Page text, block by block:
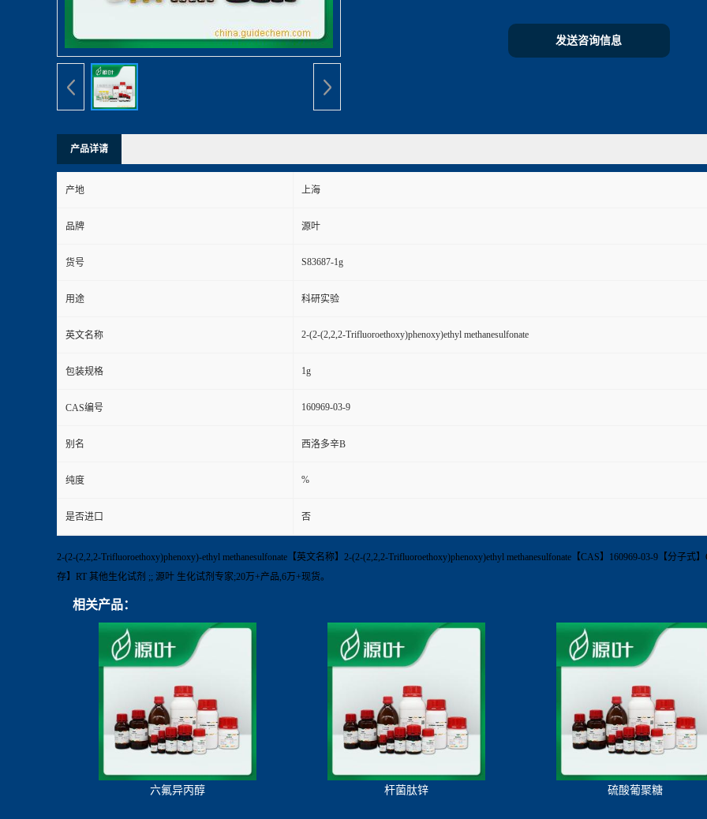
发送咨询信息
产品详请
产地 上海
品牌 源叶
货号 S83687-1g
用途 科研实验
英文名称 2-(2-(2,2,2-Trifluoroethoxy)phenoxy)ethyl methanesulfonate
包装规格 1g
CAS编号 160969-03-9
别名 西洛多辛B
纯度 %
是否进口 否
2-(2-(2,2,2-Trifluoroethoxy)phenoxy)-ethyl methanesulfonate【英文名称】2-(2-(2,2,2-Trifluoroethoxy)phenoxy)ethyl methanesulfonate【CAS】160969-03-9【分子
存】RT 其他生化试剂 ;; 源叶 生化试剂专家;20万+产品,6万+现货。
相关产品：
六氟异丙醇 杆菌肽锌 硫酸葡聚糖